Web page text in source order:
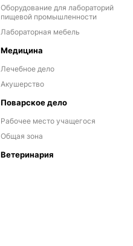
Оборудование для лабораторий
пищевой промышленности
Лабораторная мебель
Медицина
Лечебное дело
Акушерство
Поварское дело
Рабочее место учащегося
Общая зона
Ветеринария